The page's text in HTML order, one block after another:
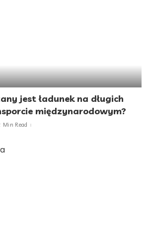
jest ładunek na długich
międzynarodowym?
Min Read